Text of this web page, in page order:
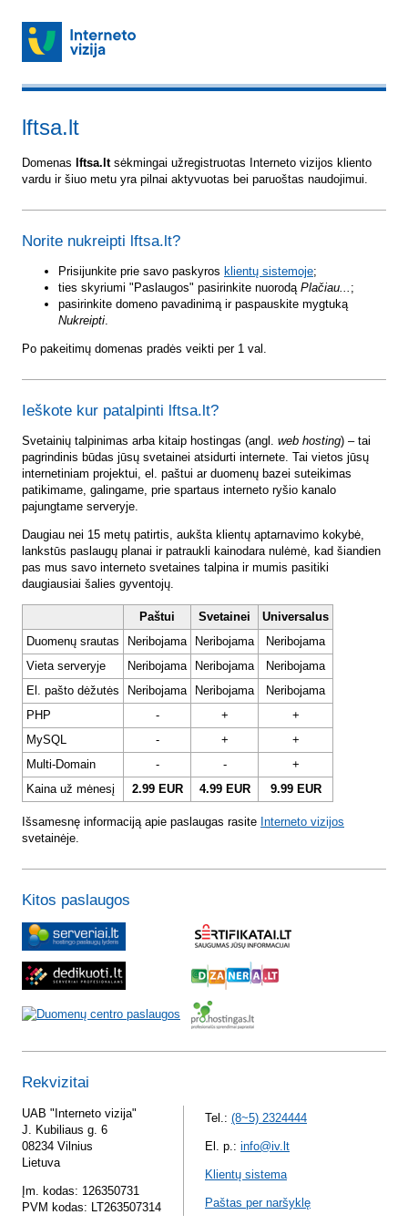
lftsa.lt
Domenas lftsa.ltsėkmingai užregistruotas Interneto vizijos kliento
vardu ir šiuo metu yra pilnai aktyvuotas bei paruoštas naudojimui.
Norite nukreipti lftsa.lt?
Prisijunkite prie savo paskyros klientų sistemoje;
ties skyriumi "Paslaugos" pasirinkite nuorodą Plačiau... ;
pasirinkite domeno pavadinimą ir paspauskite mygtuką
Nukreipti.
Po pakeitimų domenas pradės veikti per 1 val.
Ieškote kur patalpinti lftsa.lt?
Svetainių talpinimas arba kitaip hostingas (angl. web hosting) – tai
pagrindinis būdas jūsų svetainei atsidurti internete. Tai vietos jūsų
internetiniam projektui, el. paštui ar duomenų bazei suteikimas
patikimame, galingame, prie spartaus interneto ryšio kanalo
pajungtame serveryje.
Daugiau nei 15 metų patirtis, aukšta klientų aptarnavimo kokybė,
lankstūs paslaugų planai ir patraukli kainodara nulėmė, kad šiandien
pas mus savo interneto svetaines talpina ir mumis pasitiki
daugiausiai šalies gyventojų.
Paštui Svetainei
Universalus
Duomenų srautas
Neribojama Neribojama
Neribojama
Vieta serveryje
Neribojama Neribojama
Neribojama
El. pašto dėžutės
Neribojama Neribojama
Neribojama
PHP
- +
+
MySQL
- +
+
Multi-Domain
- -
+
Kaina už mėnesį
2.99 EUR 4.99 EUR 9.99 EUR
Išsamesnę informaciją apie paslaugas rasite Interneto vizijos
svetainėje.
Kitos paslaugos
Rekvizitai
UAB "Interneto vizija"
J. Kubiliaus g. 6
08234 Vilnius
Lietuva
Įm. kodas: 126350731
PVM kodas: LT263507314
Tel.: (8~5) 2324444
El. p.: info@iv.lt
Klientų sistema
Paštas per naršyklę